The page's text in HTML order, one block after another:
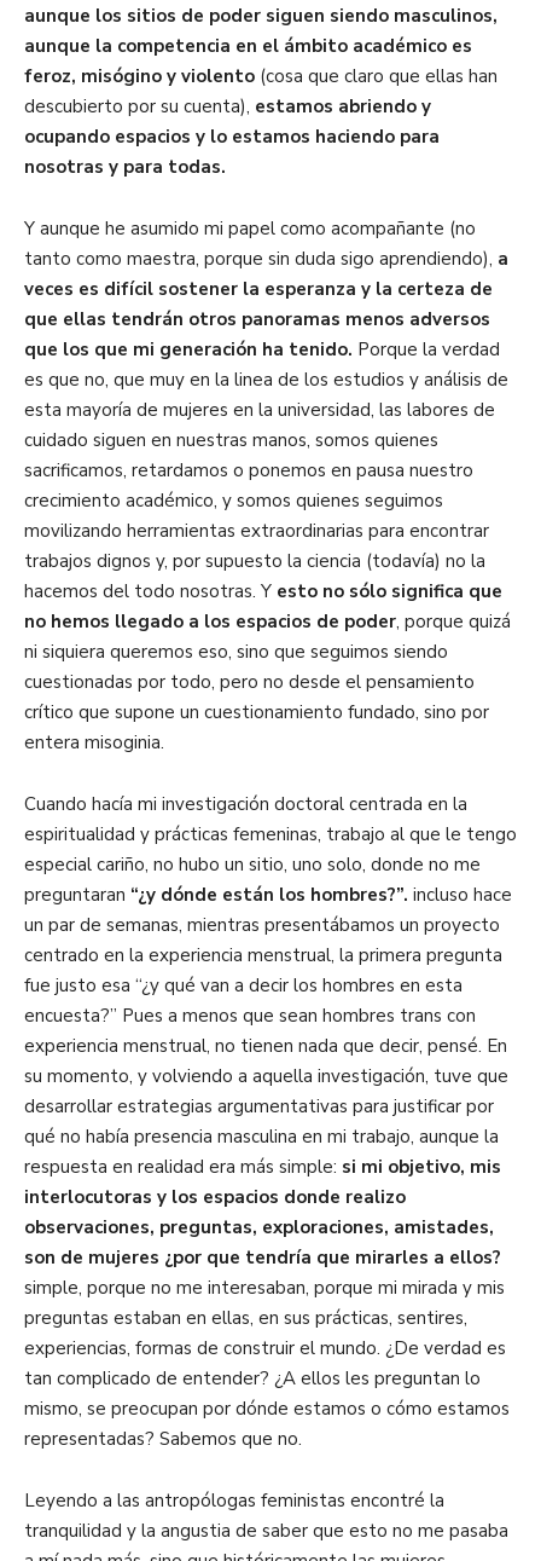
aunque los sitios de poder siguen siendo masculinos,
aunque la competencia en el ámbito académico es
feroz, misógino y violento (cosa que claro que ellas han
descubierto por su cuenta), estamos abriendo y
ocupando espacios y lo estamos haciendo para
nosotras y para todas.
Y aunque he asumido mi papel como acompañante (no
tanto como maestra, porque sin duda sigo aprendiendo), a
veces es difícil sostener la esperanza y la certeza de
que ellas tendrán otros panoramas menos adversos
que los que mi generación ha tenido. Porque la verdad
es que no, que muy en la linea de los estudios y análisis de
esta mayoría de mujeres en la universidad, las labores de
cuidado siguen en nuestras manos, somos quienes
sacrificamos, retardamos o ponemos en pausa nuestro
crecimiento académico, y somos quienes seguimos
movilizando herramientas extraordinarias para encontrar
trabajos dignos y, por supuesto la ciencia (todavía) no la
hacemos del todo nosotras. Y esto no sólo significa que
no hemos llegado a los espacios de poder, porque quizá
ni siquiera queremos eso, sino que seguimos siendo
cuestionadas por todo, pero no desde el pensamiento
crítico que supone un cuestionamiento fundado, sino por
entera misoginia.
Cuando hacía mi investigación doctoral centrada en la
espiritualidad y prácticas femeninas, trabajo al que le tengo
especial cariño, no hubo un sitio, uno solo, donde no me
preguntaran “¿y dónde están los hombres?”. incluso hace
un par de semanas, mientras presentábamos un proyecto
centrado en la experiencia menstrual, la primera pregunta
fue justo esa “¿y qué van a decir los hombres en esta
encuesta?” Pues a menos que sean hombres trans con
experiencia menstrual, no tienen nada que decir, pensé. En
su momento, y volviendo a aquella investigación, tuve que
desarrollar estrategias argumentativas para justificar por
qué no había presencia masculina en mi trabajo, aunque la
respuesta en realidad era más simple: si mi objetivo, mis
interlocutoras y los espacios donde realizo
observaciones, preguntas, exploraciones, amistades,
son de mujeres ¿por que tendría que mirarles a ellos?
simple, porque no me interesaban, porque mi mirada y mis
preguntas estaban en ellas, en sus prácticas, sentires,
experiencias, formas de construir el mundo. ¿De verdad es
tan complicado de entender? ¿A ellos les preguntan lo
mismo, se preocupan por dónde estamos o cómo estamos
representadas? Sabemos que no.
Leyendo a las antropólogas feministas encontré la
tranquilidad y la angustia de saber que esto no me pasaba